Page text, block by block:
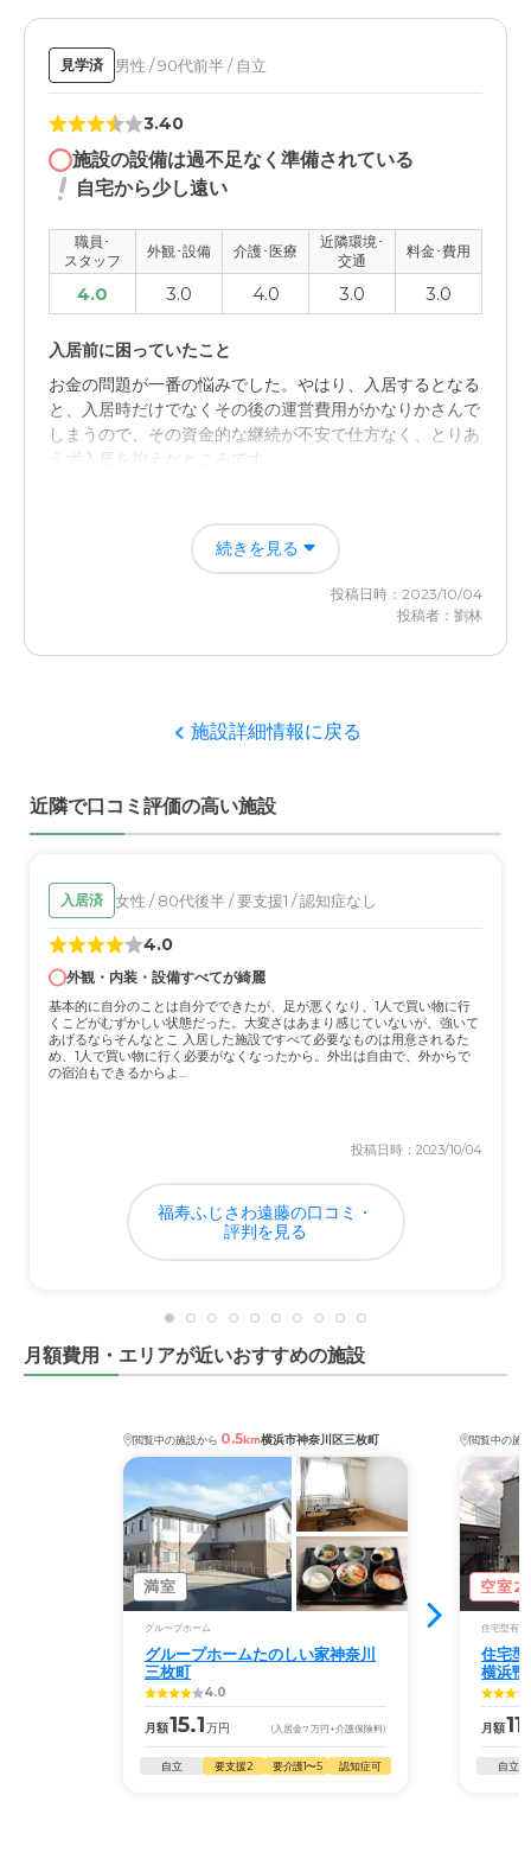
見学済 男性 / 90代前半 / 自立
3.40
施設の設備は過不足なく準備されている
自宅から少し遠い
職員･
スタッフ
外観･設備 介護･医療
近隣環境･
交通
料金･費用
4.0 3.0 4.0 3.0 3.0
入居前に困っていたこと
お金の問題が一番の悩みでした。やはり、入居するとなる
と、入居時だけでなくその後の運営費用がかなりかさんで
しまうので、その資金的な継続が不安で仕方なく、とりあ
えず入居を控えだところです。
施設の雰囲気やスタッフの方々の明るい接し方などは、と
ても印象が良かったかと思いますね。
外観・内装・居室・設備について
て、特段不満や不安を覚えたことはありませんでしたね。
医療サービスについても、説明を聞く限りでは特に問題を
感じることはありませんでしたね。
近隣環境や交通アクセスについて
自宅から少し遠いのが難点ではありますが、周辺の環境は
特に問題があるとは思いません。
ませんが、とりわけ高すぎるようなことはないですよね…
続きを見る
投稿日時：2023/10/04
投稿者：劉林
施設詳細情報に戻る
近隣で口コミ評価の高い施設
入居済 女性 / 80代後半 / 要支援1 / 認知症なし
4.0
外観・内装・設備すべてが綺麗
基本的に自分のことは自分でできたが、足が悪くなり、1人で買い物に行
くこどがむずかしい状態だった。大変さはあまり感じていないが、強いて
あげるならそんなとこ 入居した施設ですべて必要なものは用意されるた
め、1人で買い物に行く必要がなくなったから。外出は自由で、外からで
の宿泊もできるからよ...
投稿日時：2023/10/04
福寿ふじさわ遠藤の口コミ・
評判を見る
月額費用・エリアが近いおすすめの施設
閲覧中の施設から 0.5km横浜市神奈川区三枚町
満室
グループホーム
グループホームたのしい家神奈川
三枚町
4.0
月額15.1万円 (入居金7 万円 +介護保険料)
自立 要支援2 要介護1〜5 認知症可
閲覧中の施
空室2
住宅型有料
住宅
横浜鴨
月額
自立